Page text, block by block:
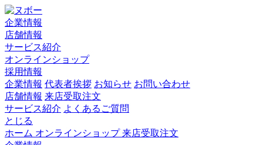
企業情報
店舗情報
サービス紹介
オンラインショップ
採用情報
企業情報 代表者挨拶 お知らせ お問い合わせ
店舗情報 来店受取注文
サービス紹介 よくあるご質問
とじる
ホーム オンラインショップ来店受取注文